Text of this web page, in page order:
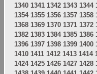
1340 1341 1342 1343 1344
1354 1355 1356 1357 1358
1368 1369 1370 1371 1372
1382 1383 1384 1385 1386
1396 1397 1398 1399 1400
1410 1411 1412 1413 1414
1424 1425 1426 1427 1428